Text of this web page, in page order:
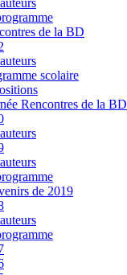
de la BD
scolaire
Rencontres de la BD
de 2019